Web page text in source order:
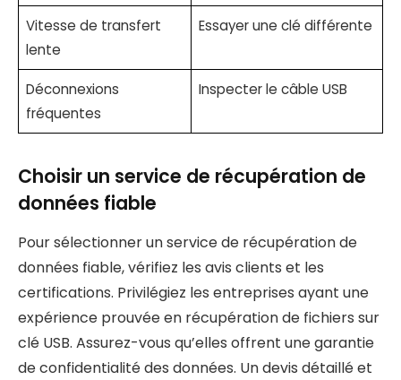
Vitesse de transfert
lente
Essayer une clé différente
Déconnexions
fréquentes
Inspecter le câble USB
Choisir un service de récupération de
données fiable
Pour sélectionner un service de récupération de
données fiable, vérifiez les avis clients et les
certifications. Privilégiez les entreprises ayant une
expérience prouvée en récupération de fichiers sur
clé USB. Assurez-vous qu’elles offrent une garantie
de confidentialité des données. Un devis détaillé et